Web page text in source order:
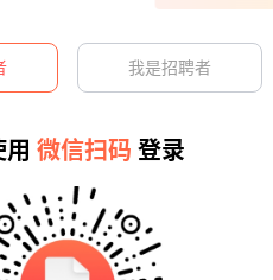
我是招聘者
微信扫码 登录